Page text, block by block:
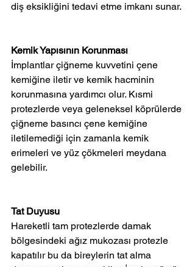
diş eksikliğini tedavi etme imkanı sunar.
Kemik Yapısının Korunması
İmplantlar çiğneme kuvvetini çene
kemiğine iletir ve kemik hacminin
korunmasına yardımcı olur. Kısmi
protezlerde veya geleneksel köprülerde
çiğneme basıncı çene kemiğine
iletilemediği için zamanla kemik
erimeleri ve yüz çökmeleri meydana
gelebilir.
Tat Duyusu
Hareketli tam protezlerde damak
bölgesindeki ağız mukozası protezle
kapatılır bu da bireylerin tat alma